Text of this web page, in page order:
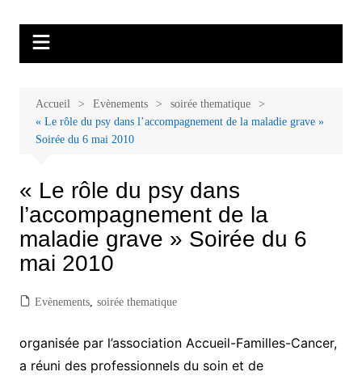
contenu
Malades et proches, Vivre avec et
après le cancer
thérapeutique, sophrologie, sport adapté, art thérapie, musico thérapie…
Accueil Evènements
soirée thematique
« Le rôle du psy dans l’accompagnement de la maladie grave »
Soirée du 6 mai 2010
« Le rôle du psy dans
l’accompagnement de la
maladie grave » Soirée du 6
mai 2010
Evènements, soirée thematique
organisée par l’association Accueil-Familles-Cancer,
a réuni des professionnels du soin et de